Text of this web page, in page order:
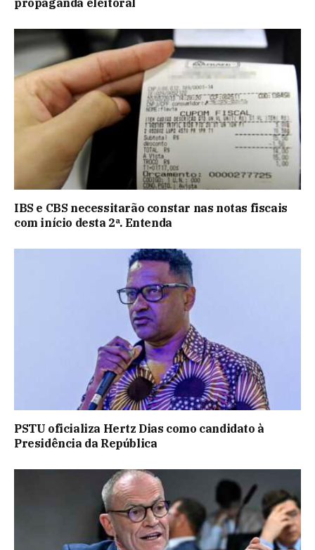
IBS e CBS necessitarão constar nas notas fiscais
com início desta 2ª. Entenda
PSTU oficializa Hertz Dias como candidato à
Presidência da República